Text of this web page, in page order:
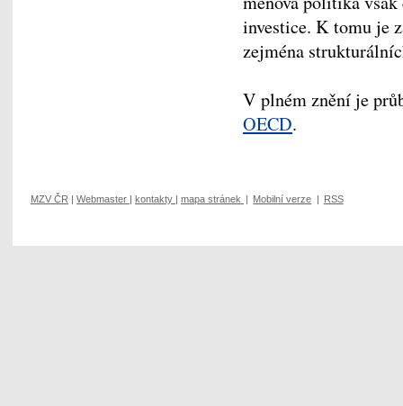
investice. K tomu je
zejména
V plném znění je
OECD.
MZV ČR | Webmaster | kontakty | mapa stránek | Mobilní verze | RSS